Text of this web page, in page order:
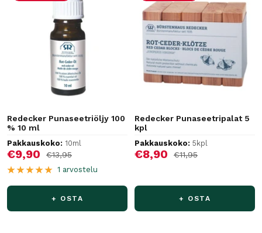
Redecker Punaseetriöljy 100
% 10 ml
Pakkauskoko: 10ml
Alennushinta
€9,90 Normaalihinta
€13,95
1 arvostelu
+ OSTA
Redecker Punaseetripalat 5
kpl
Pakkauskoko: 5kpl
Alennushinta
€8,90 Normaalihinta
€11,95
+ OSTA